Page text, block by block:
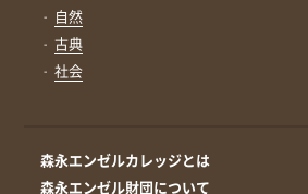
自然
古典
社会
森永エンゼルカレッジとは
森永エンゼル財団について